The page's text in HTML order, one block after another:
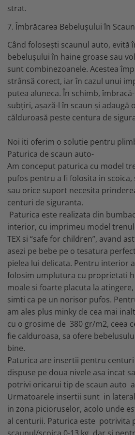
strat.
7. Îmbrăcarea Bebelușului în
Când folosești scaunul auto, evită
bebelușului în haine groase sau
sunt combinezoanele. Acestea
strânsă corect, iar în cazul unui
putea aluneca. În schimb,
subțiri, așază-l în scaun și adaugă
călduroasă peste centura de
Noi iti oferim o solutie pentru
Paturica de scaun auto-
Am conceput paturica cu model
pufos pentru a fi folosita in
sau orice suport necesita
centuri de siguranta.
Paturica este realizata din
interior, cu imprimeu model
TEX si “safe for children”, avand
asezi pe bebe pe o tesatura
pielea lui delicata. Pentru interior
folosim umplutura cu proprietati
moale si foarte placuta la atingere,
simti ca pe un norisor pufos.
am ales plus minky de cea mai
cu o grosime de 380 gr/m2, ceea
fie calduroasa, sa ofere
bine.
Paturica are insertii pentru
dispuse pe doua nivele asa incat
potrivi oricarui tip de scaun auto
Urmatoarele insertii sunt in
in zona picioruselor, acolo unde
al centurii. Paturica este potrivita